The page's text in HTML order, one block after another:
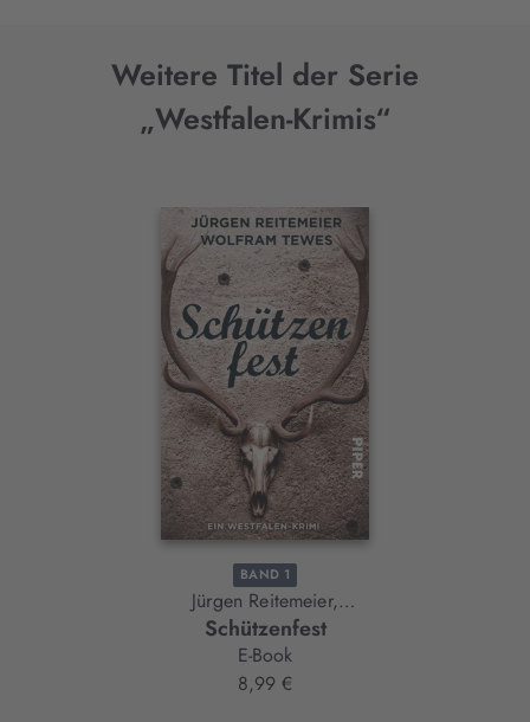
Weitere Titel der Serie
„Westfalen-Krimis“
Interaktives
BAND 1
Jürgen Reitemeier,
Wolfram Tewes
Schützenfest
E-Book
8,99 €